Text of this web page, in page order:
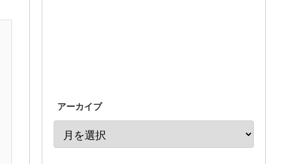
アーカイブ